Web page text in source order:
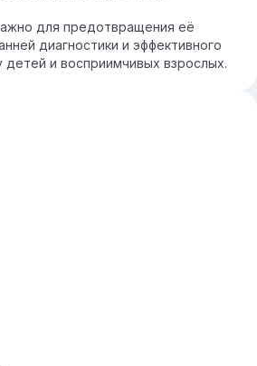
для предотвращения её
диагностики и эффективного
детей и восприимчивых взрослых.